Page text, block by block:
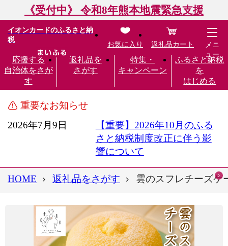
《受付中》 令和8年熊本地震緊急支援
イオンカードのふるさと納
税
応援する
自治体をさが
す
返礼品を
さがす
特集・
キャンペーン
ふるさと納税
を
はじめる
お気に入り 返礼品カート
メニ
ュー
重要なお知らせ
2026年7月9日
【重要】2026年10月のふる
さと納税制度改正に伴う影
響について
HOME 返礼品をさがす 雲のスフレチーズケ